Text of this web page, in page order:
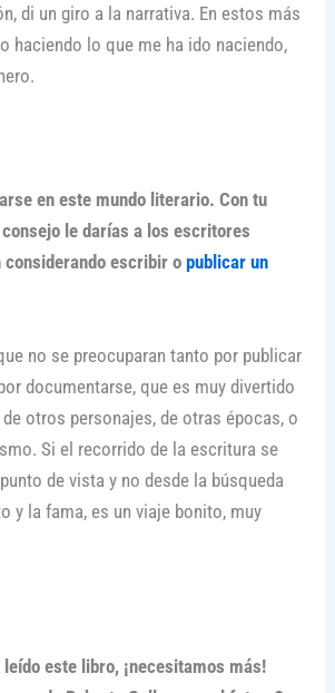
di un giro a la narrativa. En estos más
haciendo lo que me ha ido naciendo,
en este mundo literario. Con tu
le darías a los escritores
considerando escribir o publicar un
no se preocuparan tanto por publicar
documentarse, que es muy divertido
otros personajes, de otras épocas, o
Si el recorrido de la escritura se
de vista y no desde la búsqueda
y la fama, es un viaje bonito, muy
leído este libro, ¡necesitamos más!